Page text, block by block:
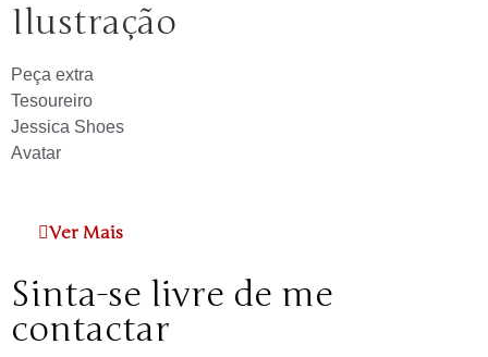
Ilustração
Peça extra
Tesoureiro
Jessica Shoes
Avatar
Ver Mais
Sinta-se livre de me
contactar